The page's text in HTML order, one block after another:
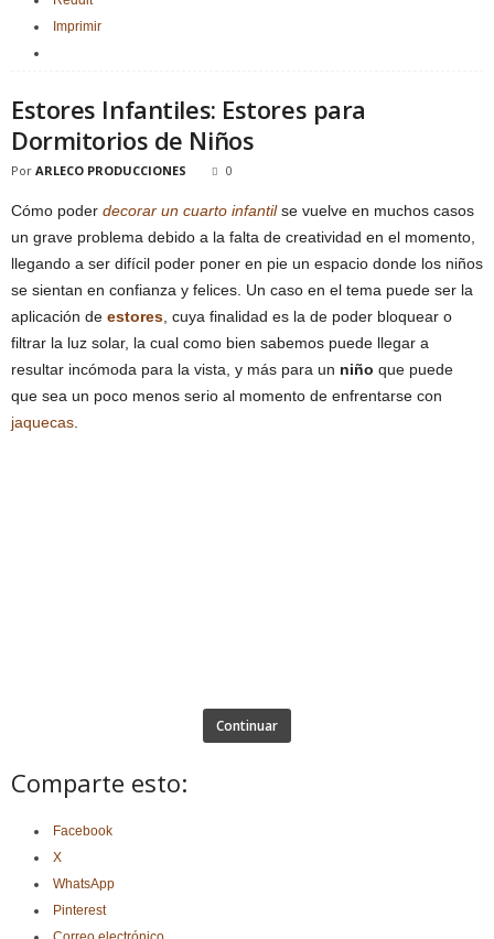
Imprimir
Estores Infantiles: Estores para
Dormitorios de Niños
Por ARLECO PRODUCCIONES 0
Cómo poder decorar un cuarto infantilse vuelve en muchos casos
un grave problema debido a la falta de creatividad en el momento,
llegando a ser difícil poder poner en pie un espacio donde los niños
se sientan en confianza y felices. Un caso en el tema puede ser la
aplicación de estores , cuya finalidad es la de poder bloquear o
filtrar la luz solar, la cual como bien sabemos puede llegar a
resultar incómoda para la vista, y más para un niño que puede
que sea un poco menos serio al momento de enfrentarse con
jaquecas
Continuar
Comparte esto:
Facebook
X
WhatsApp
Pinterest